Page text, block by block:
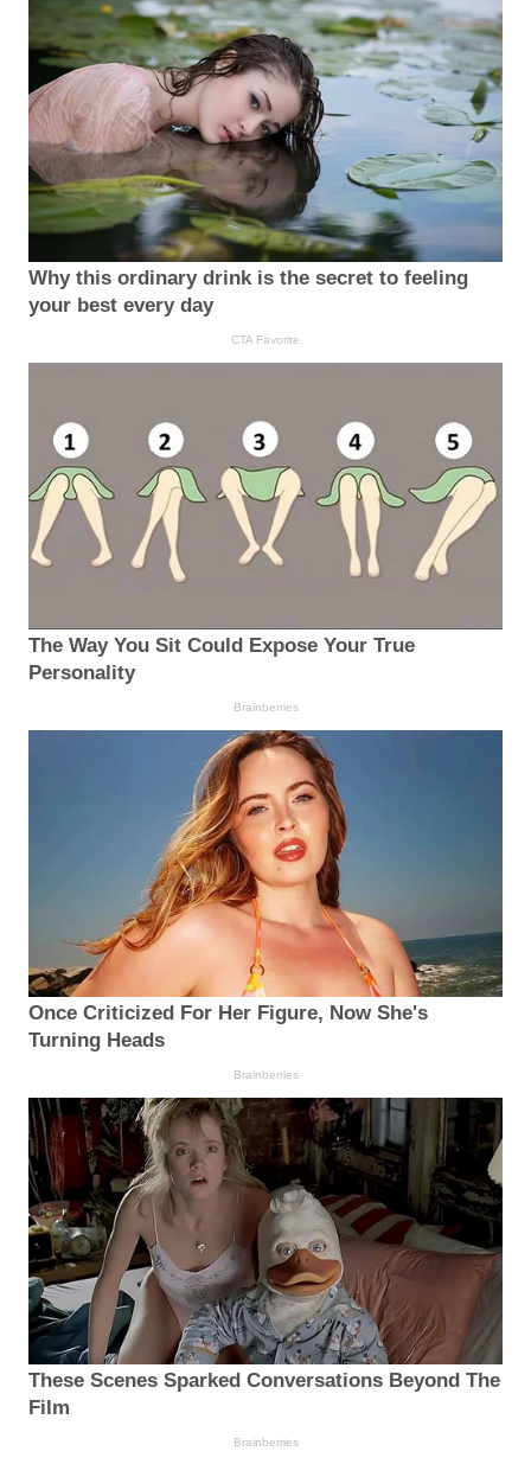
Why this ordinary drink is the secret to feeling
your best every day
CTA Favorite
The Way You Sit Could Expose Your True
Personality
Brainberries
Once Criticized For Her Figure, Now She's
Turning Heads
Brainberries
These Scenes Sparked Conversations Beyond The
Film
Brainberries